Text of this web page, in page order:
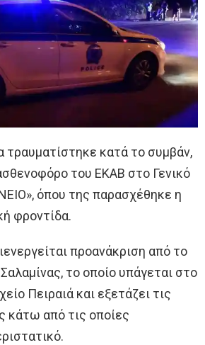
τραυματίστηκε κατά το συμβάν,
του ΕΚΑΒ στο Γενικό
όπου της παρασχέθηκε η
φροντίδα.
προανάκριση από το
το οποίο υπάγεται στο
Πειραιά και εξετάζει τις
κάτω από τις οποίες